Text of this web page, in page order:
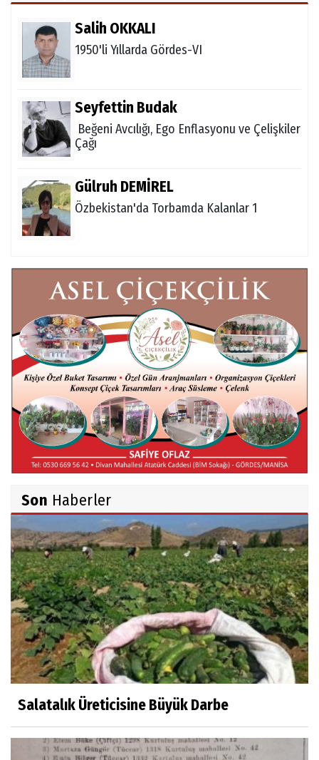
Salih OKKALI
1950'li Yıllarda Gördes-VI
Seyfettin Budak
Beğeni Avcılığı, Ego Enflasyonu ve Çelişkiler
Çağı
Gülruh DEMİREL
Özbekistan'da Torbamda Kalanlar 1
Fatma VURAL
Kanada Gezi Günlüğü
Mert AKAR
Röportaj Serisi-46: Konuk =Prof.Dr.Hakan
Atalay (Psikanaliz)
Hüseyin TUNÇAY
Gökçeada Gezimiz-IV
İsmail AYBEY
Belma Sebil'i Tanıyor Musunuz?
Prof.Dr.Ayşe İLKER
Adı Sanı Olmak
Eylül SEYHAN
Gezerken Zamanın Kollarındaki Ruhuma
Rastlamak
Yaşar ATLI
Son Haberler
Salatalık Üreticisine Büyük Darbe